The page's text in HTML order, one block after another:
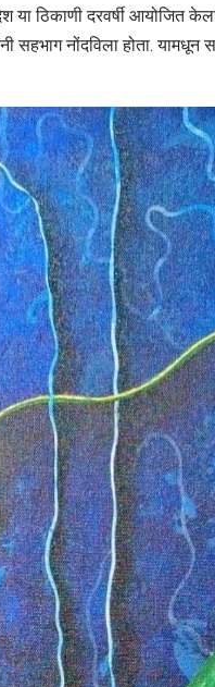
ठिकाणी दरवर्षी आयोजित
सहभाग नोंदविला होता. यामधून